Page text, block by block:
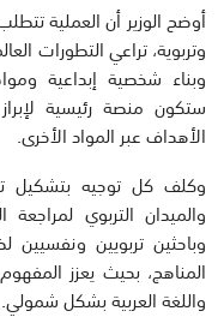
أوضح الوزير أن العملية
وتربوية، تراعي التطورات
وبناء شخصية إبداعية
ستكون منصة رئيسية
الأهداف عبر المواد الأخرى.
وكلف كل توجيه بتشكيل
والميدان التربوي
وباحثين تربويين
المناهج، بحيث يعزز
واللغة العربية بشكل شمولي.